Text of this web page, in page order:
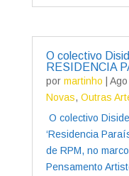
O colectivo
RESIDENCIA
por martinho
Novas, Outras
O colectivo
‘Residencia
de RPM, no
Pensamento